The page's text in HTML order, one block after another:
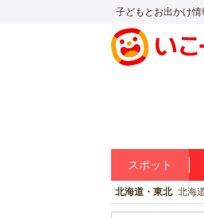
子どもとお出かけ
スポット
北海道・東北 北海